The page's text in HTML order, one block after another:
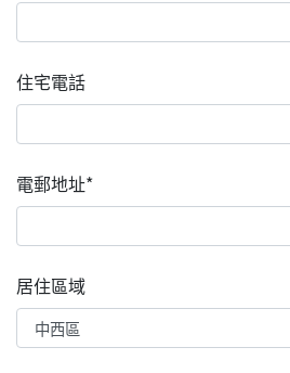
住宅電話
電郵地址*
居住區域